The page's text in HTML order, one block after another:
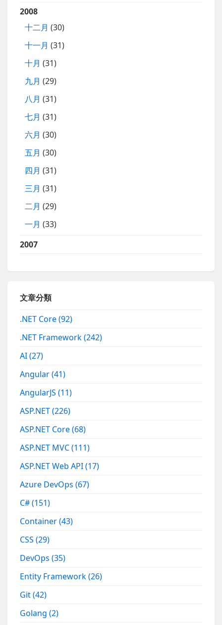
2008
十二月 (30)
十一月 (31)
十月 (31)
九月 (29)
八月 (31)
七月 (31)
六月 (30)
五月 (30)
四月 (31)
三月 (31)
二月 (29)
一月 (33)
2007
文章分類
.NET Core(92)
.NET Framework(242)
AI(27)
Angular(41)
AngularJS(11)
ASP.NET(226)
ASP.NET Core(68)
ASP.NET MVC(111)
ASP.NET Web API(17)
Azure DevOps(67)
C#(151)
Container(43)
CSS(29)
DevOps(35)
Entity Framework(26)
Git(42)
Golang(2)